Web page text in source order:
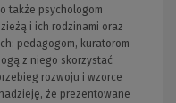
także psychologom
i ich rodzinami oraz
pedagogom, kuratorom
z niego skorzystać
rozwoju i wzorce
że prezentowane